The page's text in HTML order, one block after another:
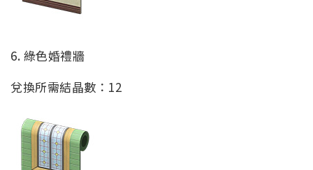
6. 綠色婚禮牆
兌換所需結晶數：12